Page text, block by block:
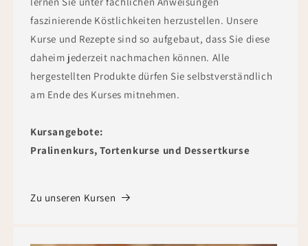
faszinierende Köstlichkeiten herzustellen. Unsere
Kurse und Rezepte sind so aufgebaut, dass Sie diese
daheim jederzeit nachmachen können. Alle
hergestellten Produkte dürfen Sie selbstverständlich
am Ende des Kurses mitnehmen.
Kursangebote:
Pralinenkurs, Tortenkurse und Dessertkurse
Zu unseren Kursen